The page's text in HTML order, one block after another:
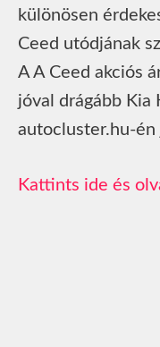
különösen
Ceed utódjának
A A Ceed akciós
jóval drágább Kia
autocluster.hu-én